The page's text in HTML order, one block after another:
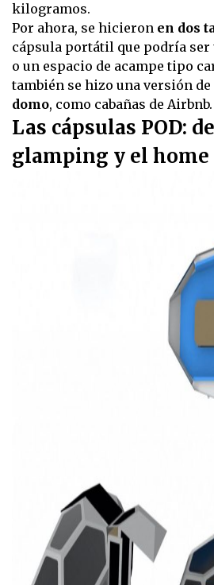
kilogramos.
Por ahora, se hicieron en dos
cápsula portátil que podría ser
o un espacio de acampe tipo
también se hizo una versión de
domo, como cabañas de Airbnb.
Las cápsulas POD:
glamping y el